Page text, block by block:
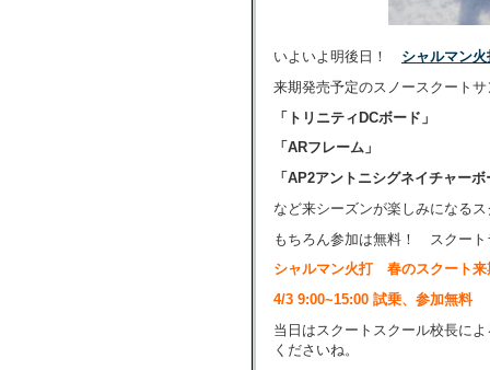
いよいよ明後日！ シャルマン
来期発売予定のスノースクート
「トリニティDCボード」
「ARフレーム」
「AP2アントニシグネイチャー
など来シーズンが楽しみになる
もちろん参加は無料！ スクート
シャルマン火打 春のスクート来
4/3 9:00~15:00 試乗、参加無料
当日はスクートスクール校長に
くださいね。